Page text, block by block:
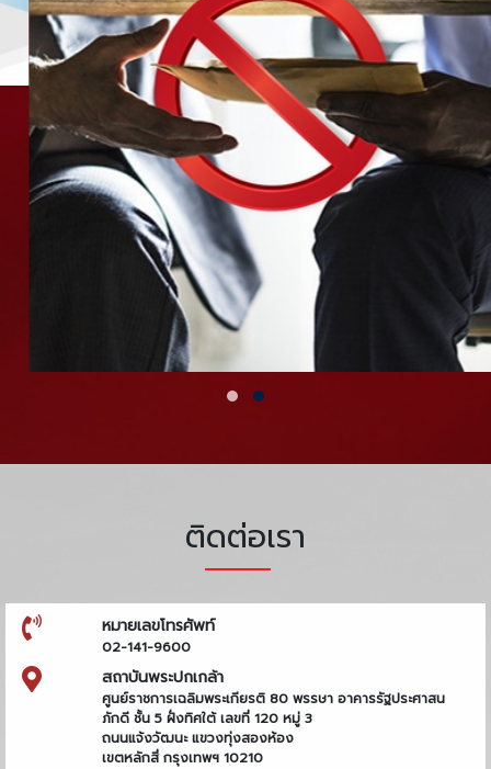
ติดต่อเรา
หมายเลขโทรศัพท์
02-141-9600
สถาบันพระปกเกล้า
ศูนย์ราชการเฉลิมพระเกียรติ 80 พรรษา อาคารรัฐประศาสน
ภักดี ชั้น 5 ฝั่งทิศใต้ เลขที่ 120 หมู่ 3
ถนนแจ้งวัฒนะ แขวงทุ่งสองห้อง
เขตหลักสี่ กรุงเทพฯ 10210